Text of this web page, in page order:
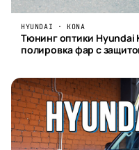
HYUNDAI · KONA
Тюнинг оптики Hyundai
полировка фар с